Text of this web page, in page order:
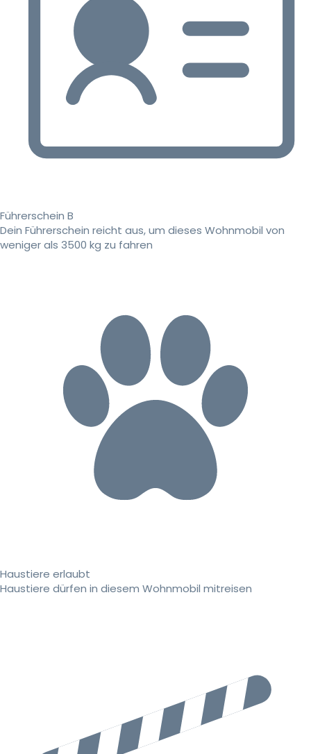
Führerschein B
Dein Führerschein reicht aus, um dieses Wohnmobil von
weniger als 3500 kg zu fahren
Haustiere erlaubt
Haustiere dürfen in diesem Wohnmobil mitreisen